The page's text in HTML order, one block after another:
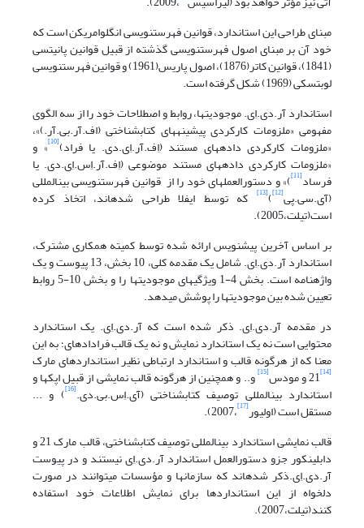
مبنای طراحی این استاندارد، قوانین فهرست‎نویسی انگلوامریکن است که
خود آن بر مبنای اصول فهرست‎نویسی گذشته از قبیل قوانین پانیتسی
(1841)، قوانین کاتر(1876)، اصول پاریس(1961) و قوانین فهرست‎نویسی
لوبتسکی (1969) شکل گرفته است.
استاندارد آر.دی.اِی. موجودیت‎ها، روابط و اصطلاحات خود را از سه الگوی
مفهومی «ملزومات کارکردی پیشینه‎های کتابشناختی (اف.آر.بی.آر.)»،
«ملزومات کارکردی داده‎های مستند (اِف.آر.اِی.دی. یا فراد) [10] » و
«ملزومات کارکردی داده‎های مستند موضوعی (اِف.آر.اِس.اِی.دی. یا
فرساد[11] )» و دستورالعمل‎های خود را از قوانین فهرست‎نویسی بین‎المللی
(آی.سی.پی[12]
)
[13] که توسط ایفلا طراحی شده‎اند، اتخاذ کرده
است(تیلت،2005).
‎بر اساس آخرین پیش‎نویس ارائه شده توسط کمیته همکاری مشترک،
استاندارد آر.دی.اِی. شامل یک مقدمه کلی، 10 بخش، 13 پیوست و یک
واژه‎نامه است. بخش 4-1 ویژگیهای موجودیتها را و بخش 10-5 روابط
تعیین شده بین موجودیتها را پوشش می‎دهد.
در مقدمه آر.دی.اِی. ذکر شده است که آر.دی.اِی. یک استاندارد
محتوایی است نه یک استاندارد نمایش و نه یک قالب فراداده‎ای؛ به این
معنا که از هرگونه قالب و استاندارد ارتباطی نظیر استانداردهای مارک
[14] 21 و مودس [15] و.. و همچنین از هرگونه قالب نمایشی از قبیل اپک‎ها و
استاندارد بین‎المللی توصیف کتابشناختی (آی.اِس.بی.دی. [16] ) و ...
مستقل است (اولیور[17]
،2007).
قالب نمایشی استاندارد بین‎المللی توصیف کتابشناختی، قالب مارک 21 و
دابلین‎کور جزو دستورالعمل استاندارد آر.دی.اِی نیستند و در پیوست
آر.دی.اِی.ذکر شده‎اند که سازمانها و مؤسسات می‎توانند در صورت
دلخواه از این استانداردها برای نمایش اطلاعات خود استفاده
کنند(تیلت،2007).